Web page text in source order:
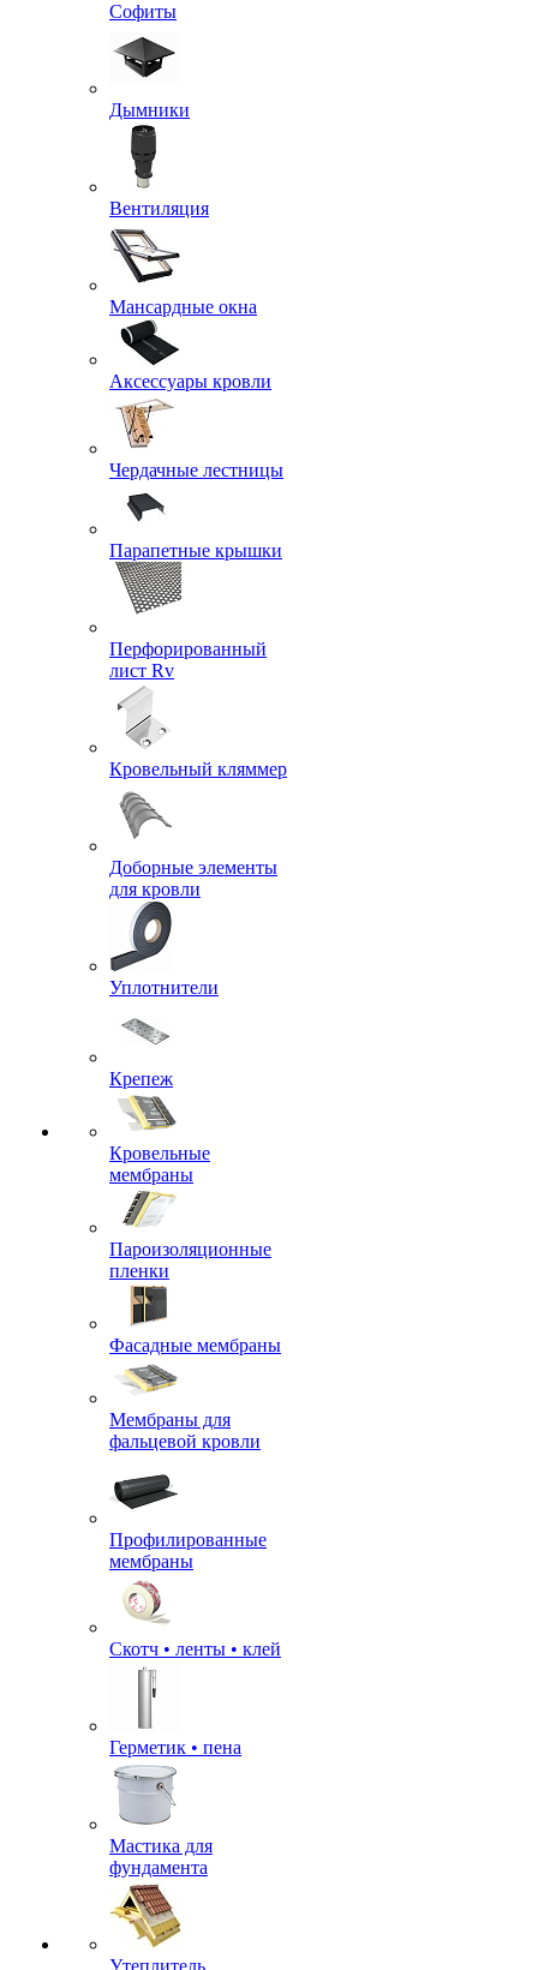
Софиты
Дымники
Вентиляция
Мансардные окна
Аксессуары кровли
Чердачные лестницы
Парапетные крышки
Перфорированный
лист Rv
Кровельный кляммер
Доборные элементы
для кровли
Уплотнители
Крепеж
Кровельные
мембраны
Пароизоляционные
пленки
Фасадные мембраны
Мембраны для
фальцевой кровли
Профилированные
мембраны
Скотч • ленты • клей
Герметик • пена
Мастика для
фундамента
Утеплитель